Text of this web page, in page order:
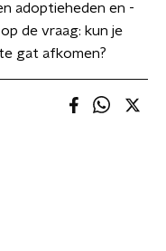
adoptieheden en -
de vraag: kun je
gat afkomen?